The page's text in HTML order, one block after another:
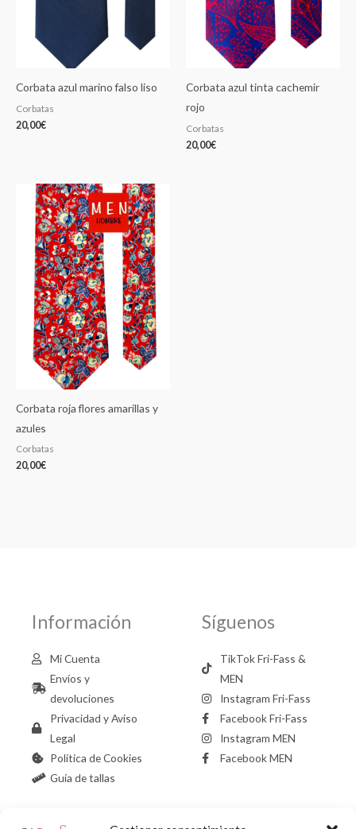
Corbata azul marino falso liso
Corbatas
20,00€
Corbata azul tinta cachemir
rojo
Corbatas
20,00€
Corbata roja flores amarillas y
azules
Corbatas
20,00€
Información
Mi Cuenta
Envíos y
devoluciones
Privacidad y Aviso
Legal
Política de Cookies
Guía de tallas
Síguenos
TikTok Fri-Fass &
MEN
Instagram Fri-Fass
Facebook Fri-Fass
Instagram MEN
Facebook MEN